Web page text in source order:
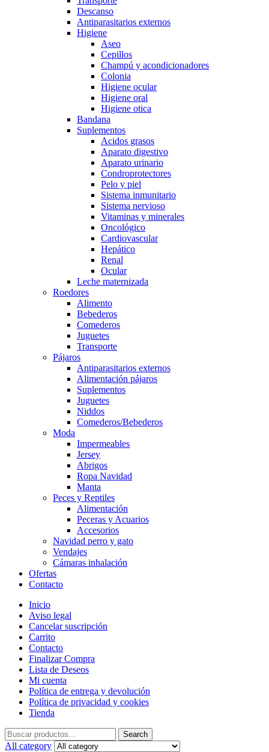
Descanso
Antiparasitarios externos
Higiene
Aseo
Cepillos
Champú y acondicionadores
Colonia
Higiene ocular
Higiene oral
Higiene otica
Bandana
Suplementos
Acidos grasos
Aparato digestivo
Aparato urinario
Condroprotectores
Pelo y piel
Sistema inmunitario
Sistema nervioso
Vitaminas y minerales
Oncológico
Cardiovascular
Hepático
Renal
Ocular
Leche maternizada
Roedores
Alimento
Bebederos
Comederos
Juguetes
Transporte
Pájaros
Antiparasitarios externos
Alimentación pájaros
Suplementos
Juguetes
Niddos
Comederos/Bebederos
Moda
Impermeables
Jersey
Abrigos
Ropa Navidad
Manta
Peces y Reptiles
Alimentación
Peceras y Acuarios
Accesorios
Navidad perro y gato
Vendajes
Cámaras inhalación
Ofertas
Contacto
Inicio
Aviso legal
Cancelar suscripción
Carrito
Contacto
Finalizar Compra
Lista de Deseos
Mi cuenta
Política de entrega y devolución
Política de privacidad y cookies
Tienda
Search
for:
Search
All category